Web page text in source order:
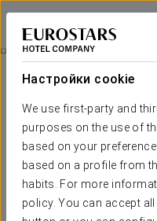
Настройки cookie
We use first-party and
purposes on the use of
based on your
based on a profile from
habits. For more
policy. You can accept
Eurostars Acteón
ВАЛЕНСИЯ
Номера
Номера и люксыотеля
чтобы стать вашим
отдыха в городе, в